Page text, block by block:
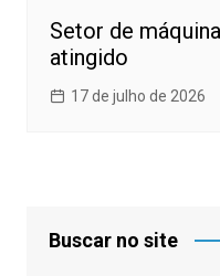
Setor de
atingido
17 de julho de 2026
Buscar no site